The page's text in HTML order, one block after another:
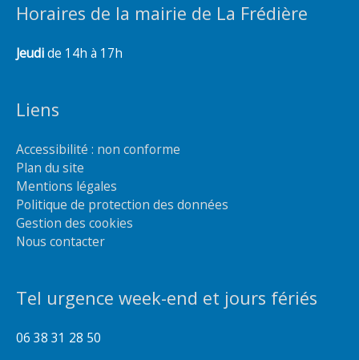
Horaires de la mairie de La Frédière
Jeudide 14h à 17h
Liens
Accessibilité : non conforme
Plan du site
Mentions légales
Politique de protection des données
Gestion des cookies
Nous contacter
Tel urgence week-end et jours fériés
06 38 31 28 50